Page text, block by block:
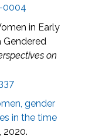
0004
in Early
Gendered
on
gender
in the time
2020.